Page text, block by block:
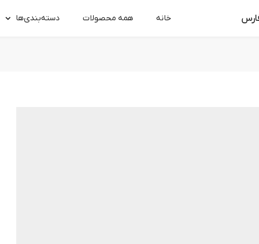
خانه همه محصولات دسته‌بندی‌ها